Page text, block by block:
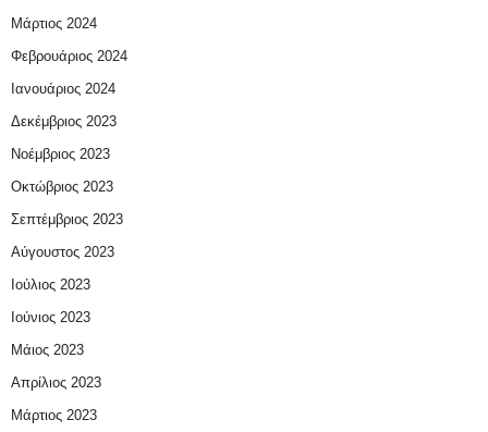
Μάρτιος 2024
Φεβρουάριος 2024
Ιανουάριος 2024
Δεκέμβριος 2023
Νοέμβριος 2023
Οκτώβριος 2023
Σεπτέμβριος 2023
Αύγουστος 2023
Ιούλιος 2023
Ιούνιος 2023
Μάιος 2023
Απρίλιος 2023
Μάρτιος 2023